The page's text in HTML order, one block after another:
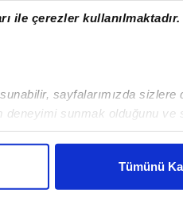
ile çerezler kullanılmaktadır.
sayfalarımızda sizlere
deneyimi sunmak olduğunu ve
hedefli reklamlar
Tümünü